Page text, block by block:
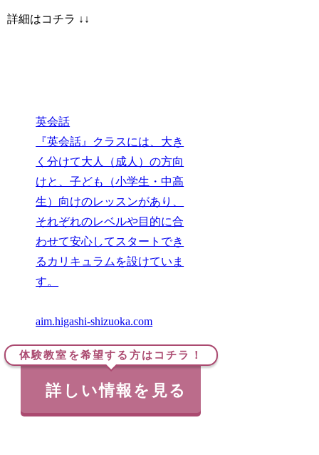
詳細はコチラ ↓↓
英会話
『英会話』クラスには、大き
く分けて大人（成人）の方向
けと、子ども（小学生・中高
生）向けのレッスンがあり、
それぞれのレベルや目的に合
わせて安心してスタートでき
るカリキュラムを設けていま
す。
aim.higashi-shizuoka.com
体験教室を希望する方はコチラ！
詳しい情報を見る